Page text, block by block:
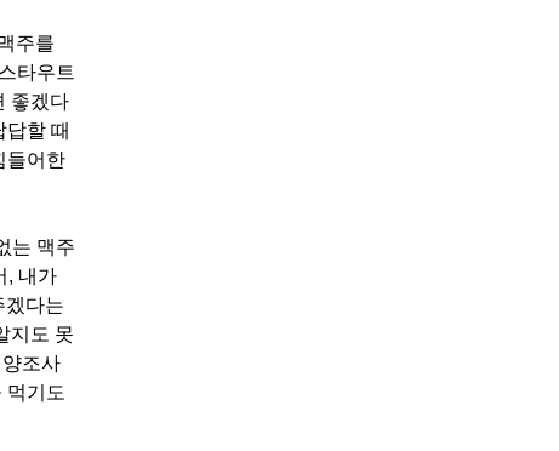
주를
타우트
좋겠다
할 때
들어한
는 맥주
, 내가
겠다는
지도 못
조사
먹기도